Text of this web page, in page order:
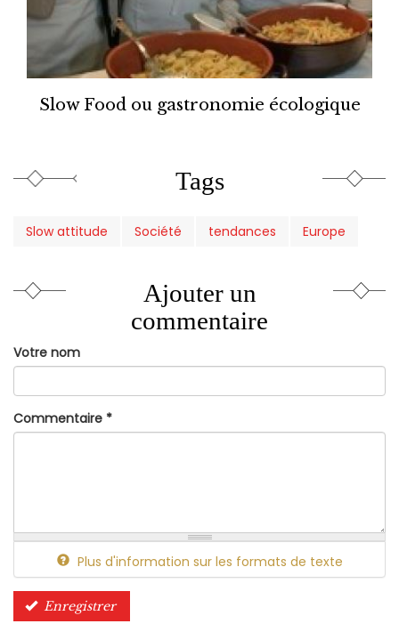
Slow Food ou gastronomie écologique
Tags
Slow attitude Société tendances Europe
Ajouter un
commentaire
Votre nom
Commentaire *
Plus d'information sur les formats de texte
Enregistrer